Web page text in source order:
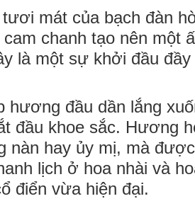
mát của bạch đàn
cam chanh tạo nên một
là một sự khởi đầu
hương đầu dần lắng
đầu khoe sắc. Hương
nàn hay ủy mị, mà
lịch ở hoa nhài và
điển vừa hiện đại.